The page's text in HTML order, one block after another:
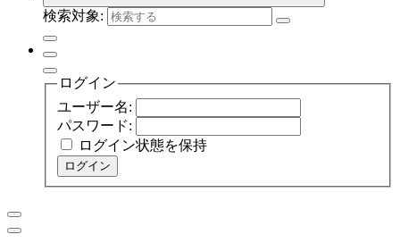
検索対象:
ログイン
ユーザー名:
パスワード:
ログイン状態を保持
ログイン